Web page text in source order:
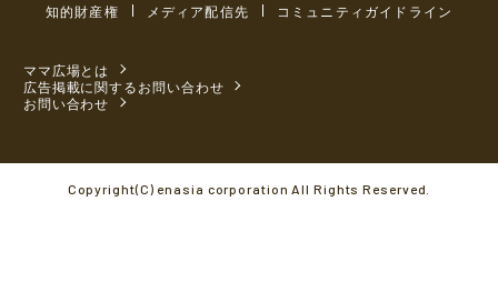
知的財産権
メディア配信先 コミュニティガイドライン
ママ広場とは
広告掲載に関するお問い合わせ
お問い合わせ
Copyright(C) enasia corporation All Rights Reserved.